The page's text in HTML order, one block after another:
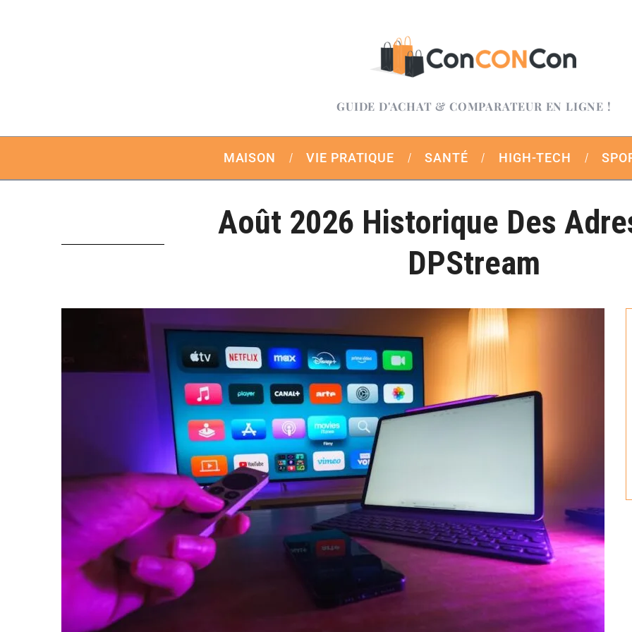
GUIDE D'ACHAT & COMPARATEUR EN LIGNE !
MAISON VIE PRATIQUE SANTÉ HIGH-TECH
Août 2026 Historique Des
DPStream